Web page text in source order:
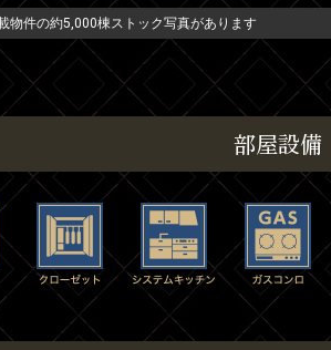
物件の約5,000棟ストック写真があります
部屋設備